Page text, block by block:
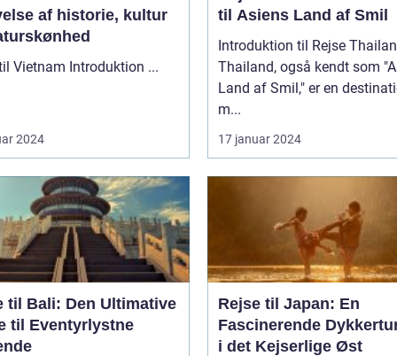
af historie, kultur
Rejse til Vietnam Introduktion ...
2024
til Asiens Land af Smil
Introduktion til Rejse
Thailand, også kendt som
Land af Smil," er en
m...
17 januar 2024
til Bali: Den Ultimative
til Eventyrlystne
Rejse til Japan: En
Fascinerende
i det Kejserlige Øst